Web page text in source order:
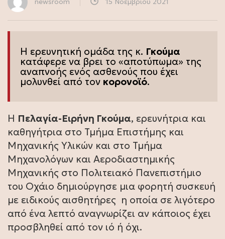
Η ερευνητική ομάδα της κ. Γκούμα
κατάφερε να βρει το «αποτύπωμα» της
αναπνοής ενός ασθενούς που έχει
μολυνθεί από τον κορονοϊό.
Η Πελαγία-Ειρήνη Γκούμα, ερευνήτρια και
καθηγήτρια στο Τμήμα Επιστήμης και
Μηχανικής Υλικών και στο Τμήμα
Μηχανολόγων και Αεροδιαστημικής
Μηχανικής στο Πολιτειακό Πανεπιστήμιο
του Οχάιο δημιούργησε μια φορητή συσκευή
με ειδικούς αισθητήρες η οποία σε λιγότερο
από ένα λεπτό αναγνωρίζει αν κάποιος έχει
προσβληθεί από τον ιό ή όχι.